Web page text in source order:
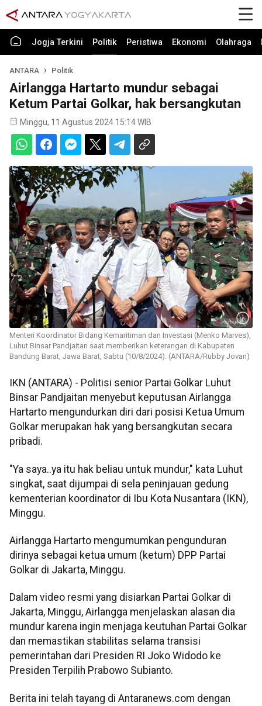
Jogja Terkini Politik Peristiwa Ekonomi Olahraga
ANTARA Politik
Airlangga Hartarto mundur sebagai
Ketum Partai Golkar, hak bersangkutan
Minggu, 11 Agustus 2024 15:14 WIB
Menteri Koordinator Bidang Kemaritiman dan Investasi (Menko Marves),
Luhut Binsar Pandjaitan saat memberikan keterangan di Kabupaten
Bandung Barat, Jawa Barat, Sabtu (10/8/2024). (ANTARA/Rubby Jovan)
IKN (ANTARA) - Politisi senior Partai Golkar Luhut
Binsar Pandjaitan menyebut keputusan Airlangga
Hartarto mengundurkan diri dari posisi Ketua Umum
Golkar merupakan hak yang bersangkutan secara
pribadi.
"Ya saya..ya itu hak beliau untuk mundur," kata Luhut
singkat, saat dijumpai di sela peninjauan gedung
kementerian koordinator di Ibu Kota Nusantara (IKN),
Minggu.
Airlangga Hartarto mengumumkan pengunduran
dirinya sebagai ketua umum (ketum) DPP Partai
Golkar di Jakarta, Minggu.
Dalam video resmi yang disiarkan Partai Golkar di
Jakarta, Minggu, Airlangga menjelaskan alasan dia
mundur karena ingin menjaga keutuhan Partai Golkar
dan memastikan stabilitas selama transisi
pemerintahan dari Presiden RI Joko Widodo ke
Presiden Terpilih Prabowo Subianto.
Berita ini telah tayang di Antaranews.com dengan